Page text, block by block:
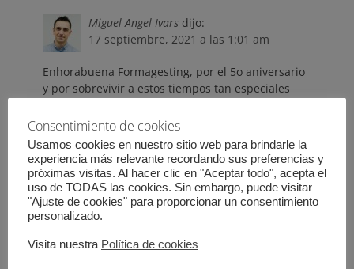
Miguel Angel Ivars dijo:
17 septiembre, 2021 a las 1:01 am
Enhorabuena Formagesting, por el 5o aniversario
y por sobrevivir a estos tiempos tan especiales
con la misma buena labor e ilusión que hasta
ahora. ¡Muchos éxitos!
Responder
Consentimiento de cookies
Usamos cookies en nuestro sitio web para brindarle la
experiencia más relevante recordando sus preferencias y
próximas visitas. Al hacer clic en "Aceptar todo", acepta el
uso de TODAS las cookies. Sin embargo, puede visitar
"Ajuste de cookies" para proporcionar un consentimiento
personalizado.
Visita nuestra Política de cookies